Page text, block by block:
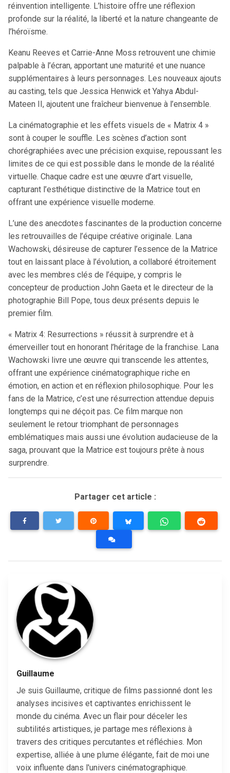
réinvention intelligente. L’histoire offre une réflexion
profonde sur la réalité, la liberté et la nature changeante de
l’héroïsme.
Keanu Reeves et Carrie-Anne Moss retrouvent une chimie
palpable à l’écran, apportant une maturité et une nuance
supplémentaires à leurs personnages. Les nouveaux ajouts
au casting, tels que Jessica Henwick et Yahya Abdul-
Mateen II, ajoutent une fraîcheur bienvenue à l’ensemble.
La cinématographie et les effets visuels de « Matrix 4 »
sont à couper le souffle. Les scènes d’action sont
chorégraphiées avec une précision exquise, repoussant les
limites de ce qui est possible dans le monde de la réalité
virtuelle. Chaque cadre est une œuvre d’art visuelle,
capturant l’esthétique distinctive de la Matrice tout en
offrant une expérience visuelle moderne.
L’une des anecdotes fascinantes de la production concerne
les retrouvailles de l’équipe créative originale. Lana
Wachowski, désireuse de capturer l’essence de la Matrice
tout en laissant place à l’évolution, a collaboré étroitement
avec les membres clés de l’équipe, y compris le
concepteur de production John Gaeta et le directeur de la
photographie Bill Pope, tous deux présents depuis le
premier film.
« Matrix 4: Resurrections » réussit à surprendre et à
émerveiller tout en honorant l’héritage de la franchise. Lana
Wachowski livre une œuvre qui transcende les attentes,
offrant une expérience cinématographique riche en
émotion, en action et en réflexion philosophique. Pour les
fans de la Matrice, c’est une résurrection attendue depuis
longtemps qui ne déçoit pas. Ce film marque non
seulement le retour triomphant de personnages
emblématiques mais aussi une évolution audacieuse de la
saga, prouvant que la Matrice est toujours prête à nous
surprendre.
Partager cet article :
Guillaume
Je suis Guillaume, critique de films passionné dont les
analyses incisives et captivantes enrichissent le
monde du cinéma. Avec un flair pour déceler les
subtilités artistiques, je partage mes réflexions à
travers des critiques percutantes et réfléchies. Mon
expertise, alliée à une plume élégante, fait de moi une
voix influente dans l'univers cinématographique.